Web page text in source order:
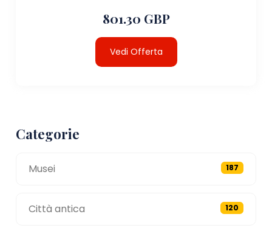
801.30 GBP
Vedi Offerta
Categorie
Musei 187
Città antica 120